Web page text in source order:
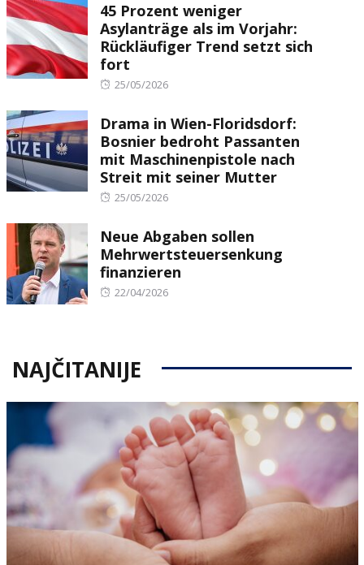
45 Prozent weniger
Asylanträge als im Vorjahr:
Rückläufiger Trend setzt sich
fort
Posted
25/05/2026
Drama in Wien-Floridsdorf:
Bosnier bedroht Passanten
mit Maschinenpistole nach
Streit mit seiner Mutter
Posted
25/05/2026
Neue Abgaben sollen
Mehrwertsteuersenkung
finanzieren
Posted
22/04/2026
NAJČITANIJE